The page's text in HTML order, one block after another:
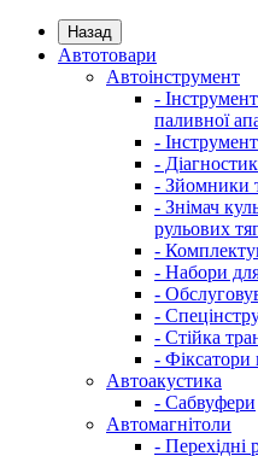
Назад
Автотовари
Автоінструмент
-
паливної
- Інструмент
-
- Зйомники
- Знімач
рульових
-
- Набори
-
-
- Стійка
- Фіксатори
Автоакустика
- Сабвуфери
Автомагнітоли
- Перехідні